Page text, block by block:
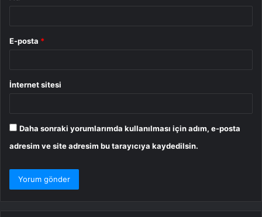
E-posta *
İnternet sitesi
Daha sonraki yorumlarımda kullanılması için adım, e-posta
adresim ve site adresim bu tarayıcıya kaydedilsin.